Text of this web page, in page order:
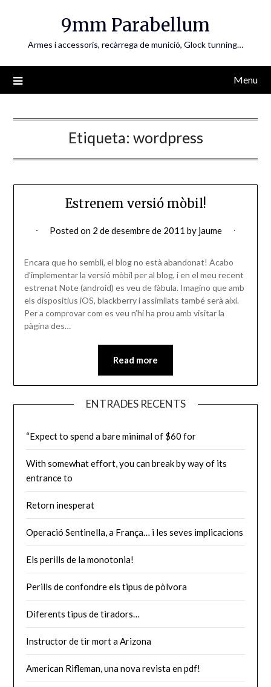
9mm Parabellum
Armes i accessoris, recàrrega de munició, Glock tunning…
Menu
Etiqueta: wordpress
Estrenem versió mòbil!
Posted on 2 de desembre de 2011 by jaume
Encara que ho sembli, el blog no està abandonat! Acabo
d’implementar la versió mòbil per al blog, i en el meu recent
estrenat Note (android) es veu de fàbula. Imagino que amb
els dispositius iOS, blackberry i assimilats també serà així.
Per a comprovar com es veu n’hi ha prou amb visitar la
pàgina des…
Read more
ENTRADES RECENTS
“Expect to spend a bare minimal of $60 for
With somewhat effort, you can break by way of its
entrance to
Retorn inesperat
Operació Sentinella, a França… i les seves implicacions
Els perills de la monotonia!
Perills de confondre els tipus de pòlvora
Diferents tipus de tiradors…
Instructor de tir mort a Arizona
American Rifleman, una nova revista en pdf!